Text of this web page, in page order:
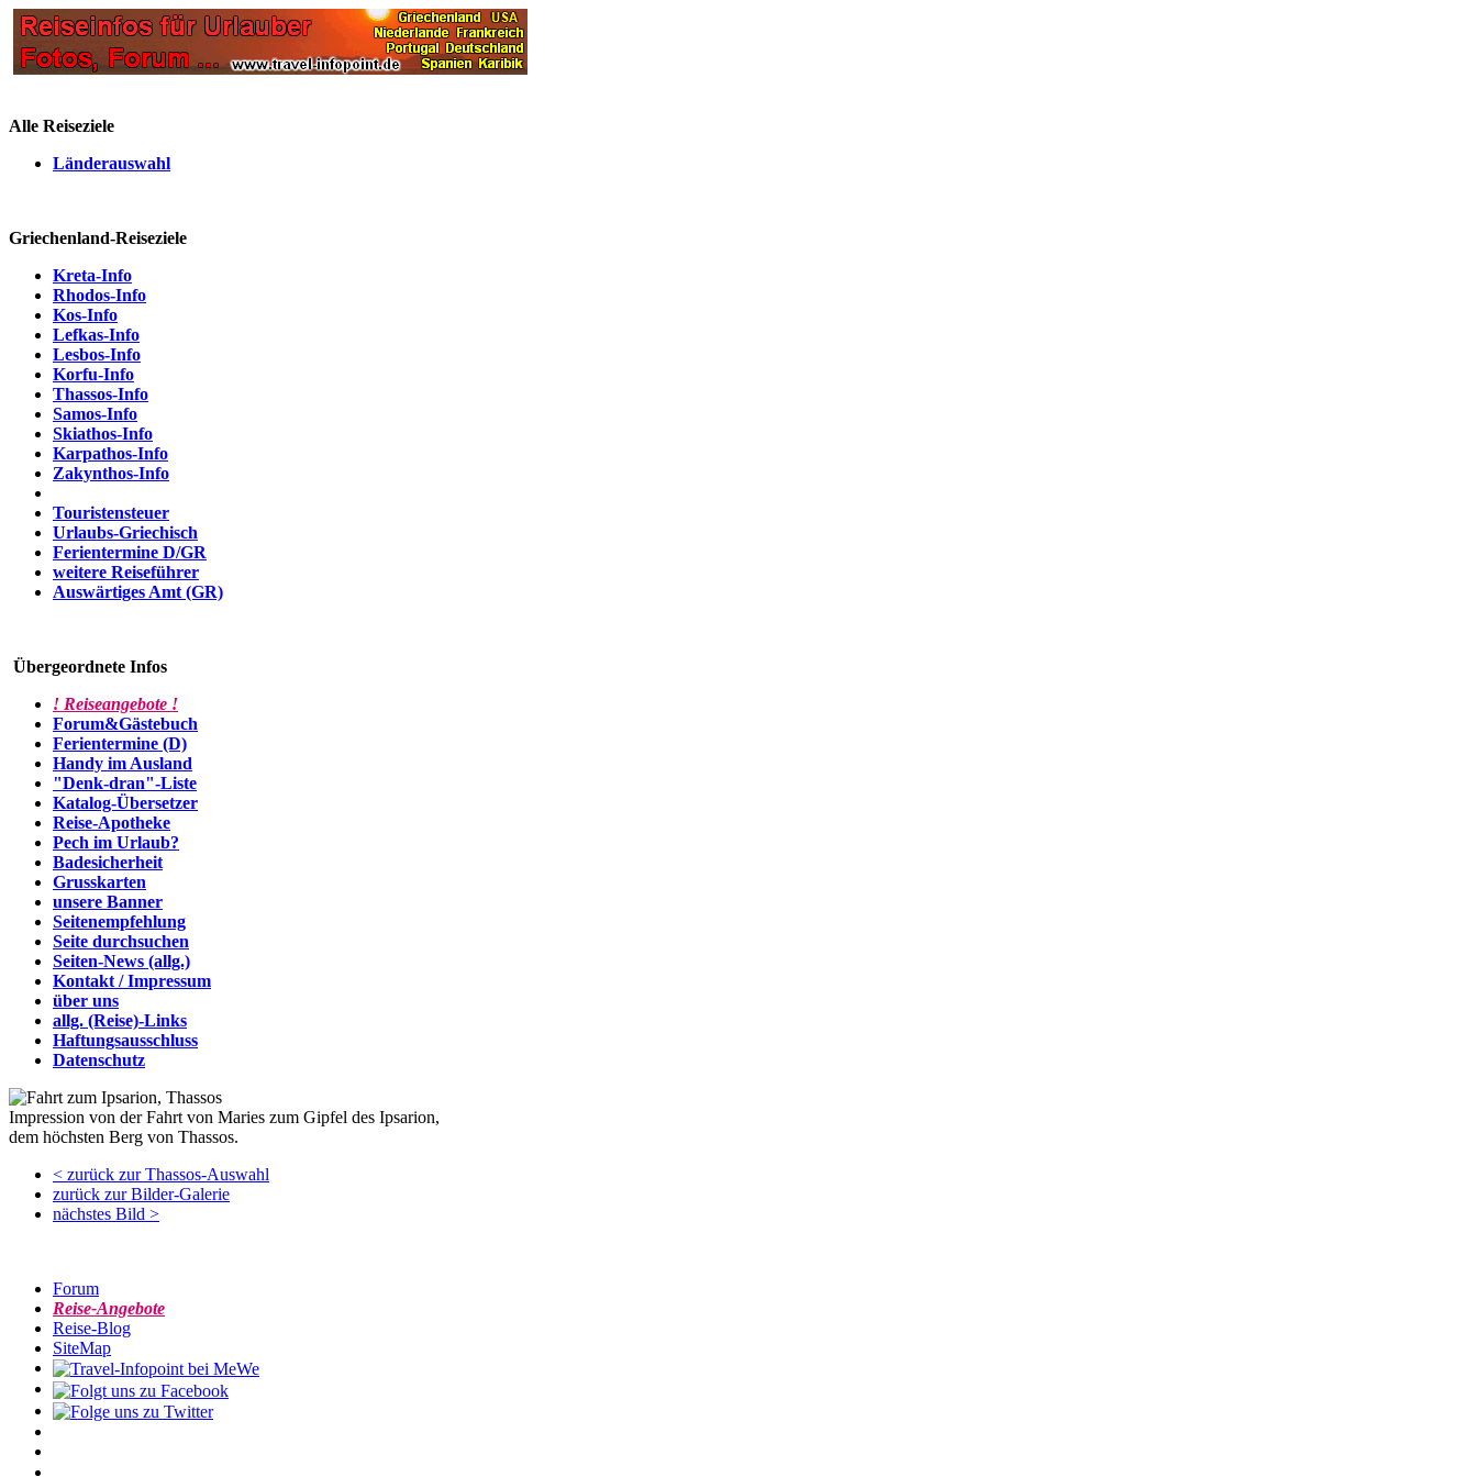
Alle Reiseziele
Länderauswahl
Griechenland-Reiseziele
Kreta-Info
Rhodos-Info
Kos-Info
Lefkas-Info
Lesbos-Info
Korfu-Info
Thassos-Info
Samos-Info
Skiathos-Info
Karpathos-Info
Zakynthos-Info
Touristensteuer
Urlaubs-Griechisch
Ferientermine D/GR
weitere Reiseführer
Auswärtiges Amt (GR)
Übergeordnete Infos
! Reiseangebote !
Forum&Gästebuch
Ferientermine (D)
Handy im Ausland
"Denk-dran"-Liste
Katalog-Übersetzer
Reise-Apotheke
Pech im Urlaub?
Badesicherheit
Grusskarten
unsere Banner
Seitenempfehlung
Seite durchsuchen
Seiten-News (allg.)
Kontakt / Impressum
über uns
allg. (Reise)-Links
Haftungsausschluss
Datenschutz
Impression von der Fahrt von Maries zum Gipfel des Ipsarion,
dem höchsten Berg von Thassos.
< zurück zur Thassos-Auswahl
zurück zur Bilder-Galerie
nächstes Bild >
Forum
Reise-Angebote
Reise-Blog
SiteMap